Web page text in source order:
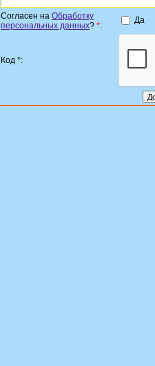
Согласен на Обработку
персональных данных? *:
Да
Код *: